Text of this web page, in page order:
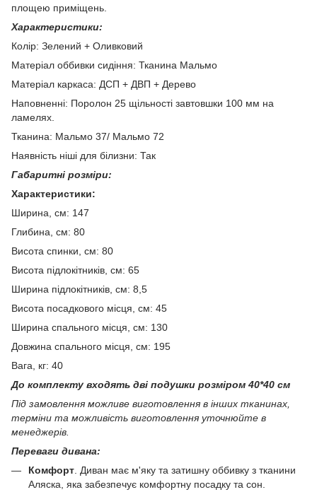
площею приміщень.
Характеристики:
Колір: Зелений + Оливковий
Матеріал оббивки сидіння: Тканина Мальмо
Матеріал каркаса: ДСП + ДВП + Дерево
Наповненні: Поролон 25 щільності завтовшки 100 мм на
ламелях.
Тканина: Мальмо 37/ Мальмо 72
Наявність ніші для білизни: Так
Габаритні розміри:
Характеристики:
Ширина, см: 147
Глибина, см: 80
Висота спинки, см: 80
Висота підлокітників, см: 65
Ширина підлокітників, см: 8,5
Висота посадкового місця, см: 45
Ширина спального місця, см: 130
Довжина спального місця, см: 195
Вага, кг: 40
До комплекту входять дві подушки розміром 40*40 см
Під замовлення можливе виготовлення в інших тканинах,
терміни та можливість виготовлення уточнюйте в
менеджерів.
Переваги дивана:
Комфорт . Диван має м'яку та затишну оббивку з тканини
Аляска, яка забезпечує комфортну посадку та сон.